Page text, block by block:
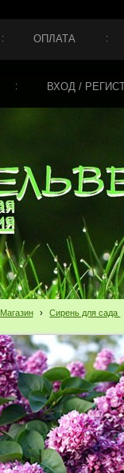
ОПЛАТА
ВХОД /
Магазин › Сирень для сада